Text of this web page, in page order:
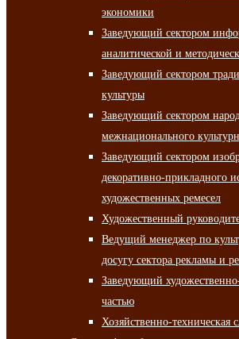
экономики
Заведующий сектором
аналитической и
Заведующий сектором
культуры
Заведующий сектором
межнационального
Заведующий сектором
декоративно-прикладного
художественных ремесел
Художественный
Ведущий менеджер по
досугу сектора рекламы и
Заведующий
частью
Хозяйственно-техническая